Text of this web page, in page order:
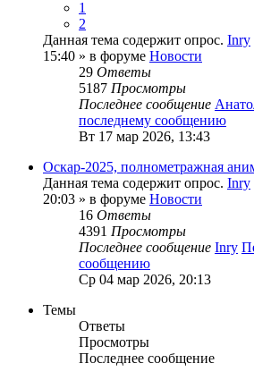
1
2
Данная тема содержит опрос. Inry
15:40 » в форуме Новости
29 Ответы
5187 Просмотры
Последнее сообщение
последнему сообщению
Вт 17 мар 2026, 13:43
Оскар-2025, полнометражная
Данная тема содержит опрос. Inry
20:03 » в форуме Новости
16 Ответы
4391 Просмотры
Последнее сообщение Inry
сообщению
Ср 04 мар 2026, 20:13
Темы
Ответы
Просмотры
Последнее сообщение